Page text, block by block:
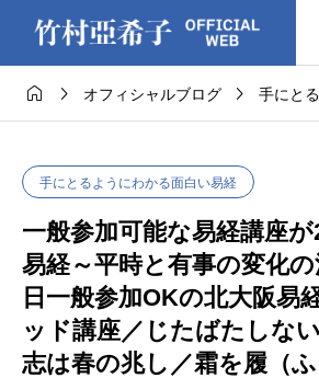
  オフィシャルブログ  手にと
手にとるようにわかる面白い易経
一般参加可能な易経講座
易経～平時と有事の変化
日一般参加OKの北大阪易
ッド講座／じたばたしな
志は春の兆し／霜を履（